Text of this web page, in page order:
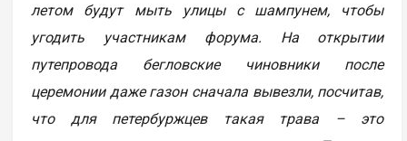
летом будут мыть улицы с шампунем, чтобы
угодить участникам форума. На открытии
путепровода бегловские чиновники после
церемонии даже газон сначала вывезли, посчитав,
что для петербуржцев такая трава – это